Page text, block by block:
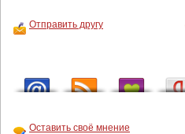
Отправить другу
Оставить своё мнение